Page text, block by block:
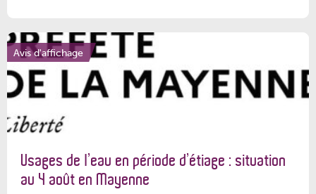
Avis d'affichage
Usages de l’eau en période d’étiage : situation
au 4 août en Mayenne